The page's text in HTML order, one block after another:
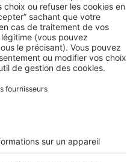
solution pour
de vos
sociaux
Social Immo, un outil qui
en avant ...